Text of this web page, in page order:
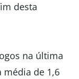
desta
na última
média de 1,6